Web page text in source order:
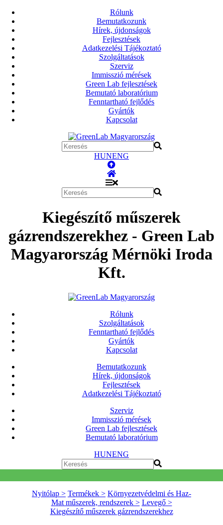
Rólunk
Bemutatkozunk
Hírek, újdonságok
Fejlesztések
Adatkezelési Tájékoztató
Szolgáltatások
Szerviz
Immisszió mérések
Green Lab fejlesztések
Bemutató laboratórium
Fenntartható fejlődés
Gyártók
Kapcsolat
HUNENG
Kiegészítő műszerek
gázrendszerekhez - Green Lab
Magyarország Mérnöki Iroda
Kft.
Rólunk
Szolgáltatások
Fenntartható fejlődés
Gyártók
Kapcsolat
Bemutatkozunk
Hírek, újdonságok
Fejlesztések
Adatkezelési Tájékoztató
Szerviz
Immisszió mérések
Green Lab fejlesztések
Bemutató laboratórium
HUNENG
Nyitólap > Termékek > Környezetvédelmi és Haz-
Mat műszerek, rendszerek > Levegő >
Kiegészítő műszerek gázrendszerekhez